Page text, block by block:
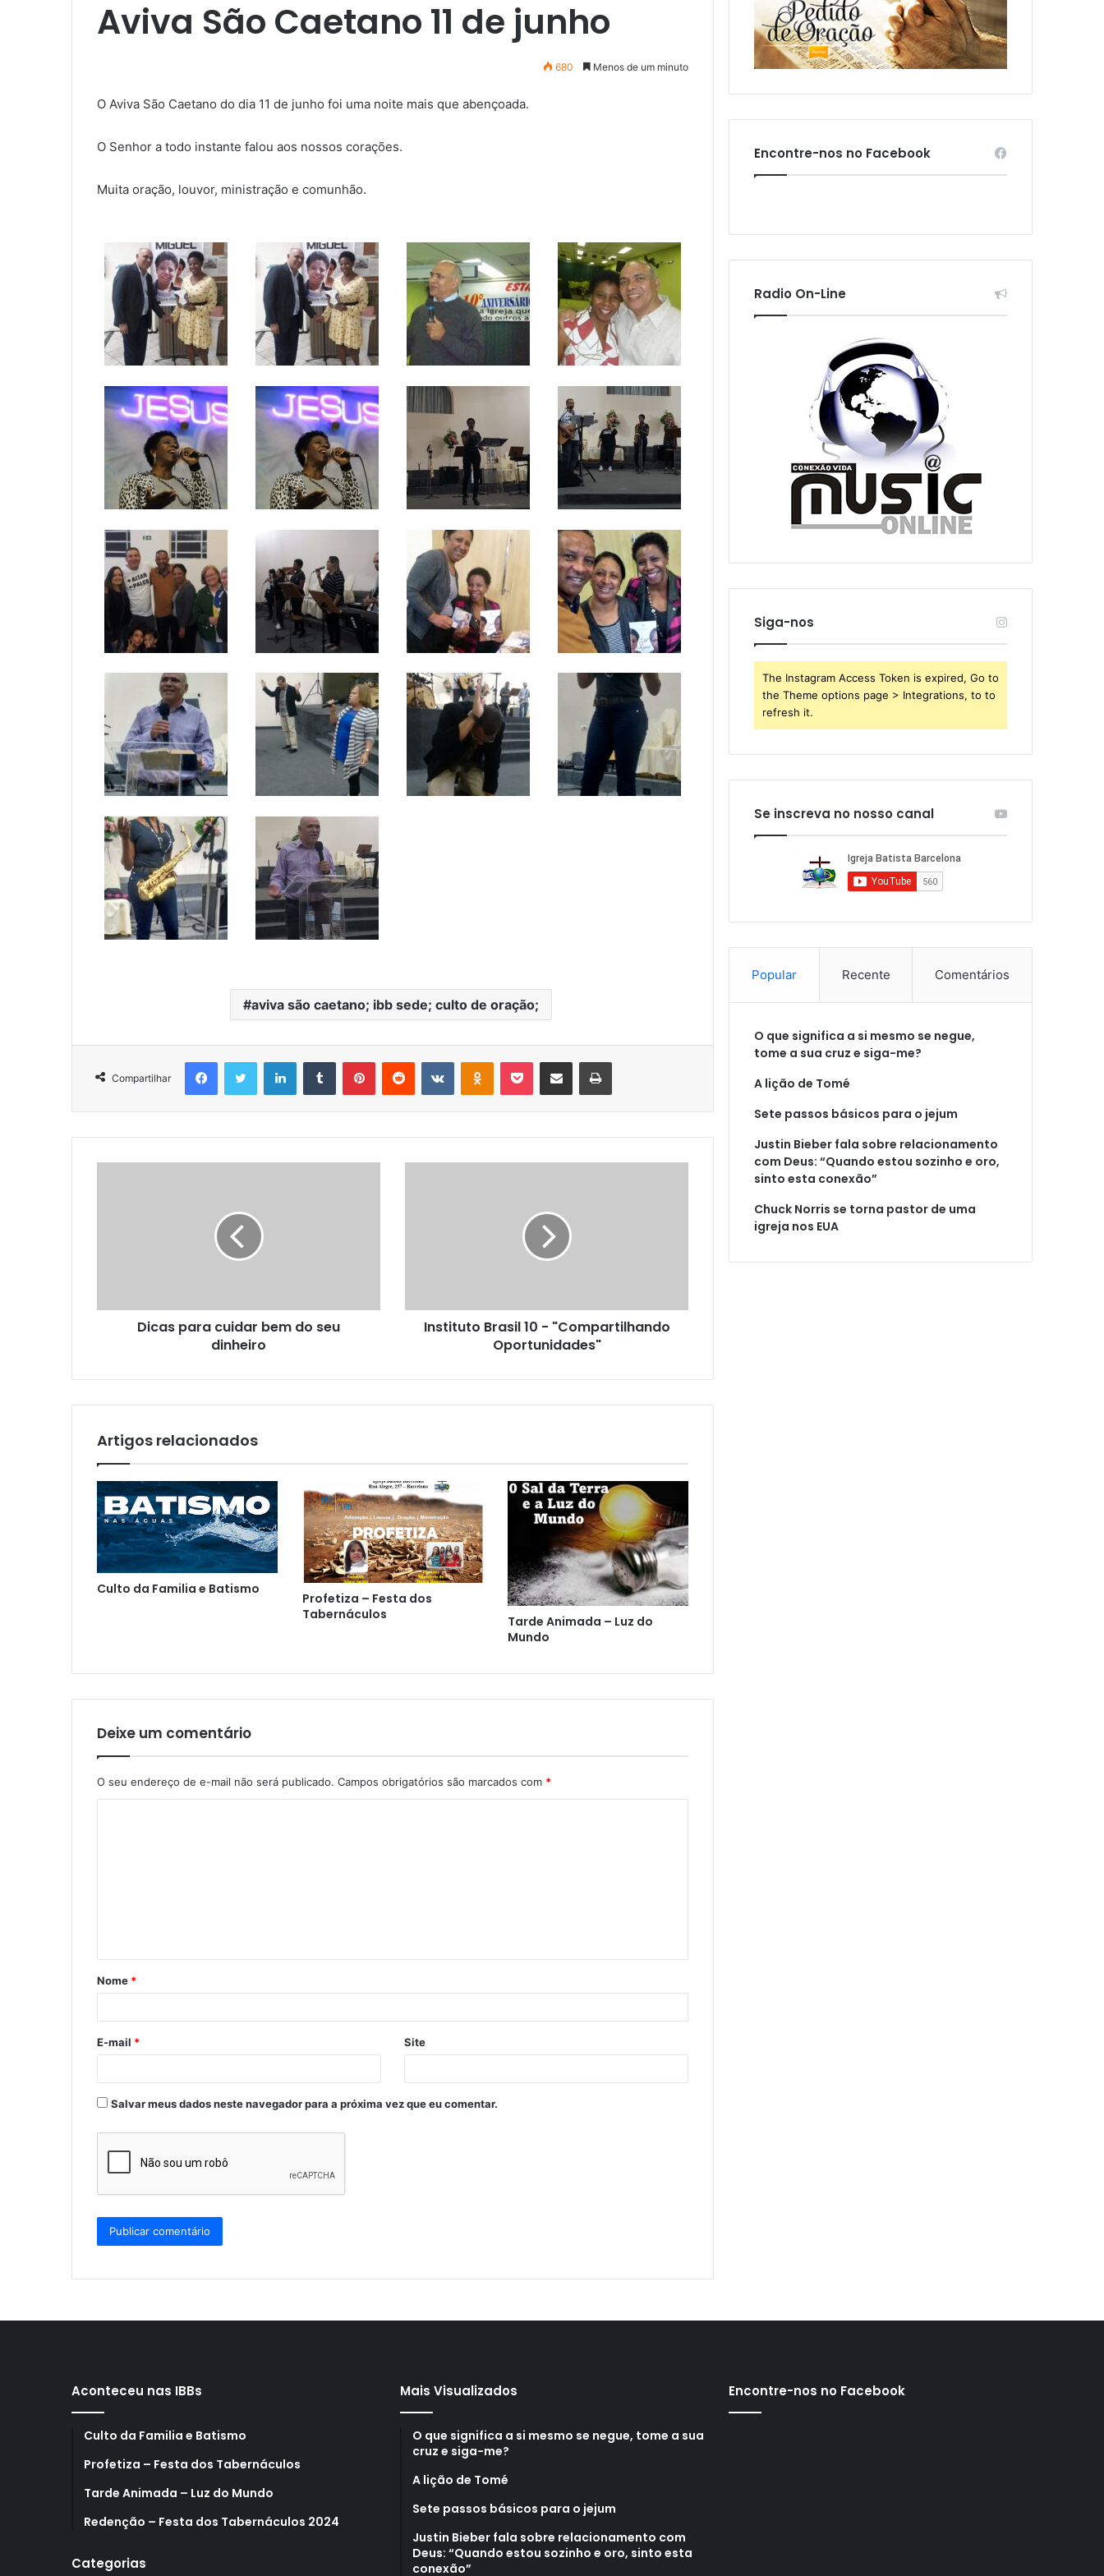
Aviva São Caetano 11 de junho
680 Menos de um minuto
O Aviva São Caetano do dia 11 de junho foi uma noite mais que abençoada.
O Senhor a todo instante falou aos nossos corações.
Muita oração, louvor, ministração e comunhão.
aviva são caetano; ibb sede; culto de oração;
Compartilhar
Dicas para cuidar bem do seu
dinheiro
Instituto Brasil 10 - "Compartilhando
Oportunidades"
Artigos relacionados
Culto da Familia e Batismo
Profetiza – Festa dos
Tabernáculos
Tarde Animada – Luz do
Mundo
Deixe um comentário
O seu endereço de e-mail não será publicado. Campos obrigatórios são marcados com *
á
r
*
Nome *
E-mail * Site
Salvar meus dados neste navegador para a próxima vez que eu comentar.
Encontre-nos no Facebook
Radio On-Line
Siga-nos
The Instagram Access Token is expired, Go to
the Theme options page > Integrations, to to
refresh it.
Se inscreva no nosso canal
Popular Recente Comentários
O que significa a si mesmo se negue,
tome a sua cruz e siga-me?
A lição de Tomé
Sete passos básicos para o jejum
Justin Bieber fala sobre relacionamento
com Deus: “Quando estou sozinho e oro,
sinto esta conexão”
Chuck Norris se torna pastor de uma
igreja nos EUA
Aconteceu nas IBBs
Culto da Familia e Batismo
Profetiza – Festa dos Tabernáculos
Tarde Animada – Luz do Mundo
Redenção – Festa dos Tabernáculos 2024
Categorias
Mais Visualizados
O que significa a si mesmo se negue, tome a sua
cruz e siga-me?
A lição de Tomé
Sete passos básicos para o jejum
Justin Bieber fala sobre relacionamento com
Deus: “Quando estou sozinho e oro, sinto esta
conexão”
Encontre-nos no Facebook